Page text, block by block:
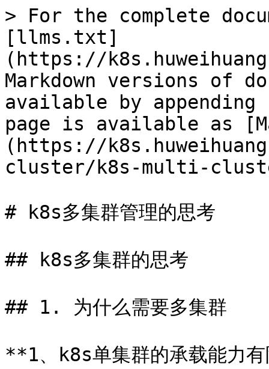
> For the complete
[llms.txt]
(https://
Markdown versions of
available by
page is available as
(https://
cluster/k8s-multi-
# k8s多集群管理的思考
## k8s多集群的思考
## 1. 为什么需要多集群
**1、k8s单集群的承载能力